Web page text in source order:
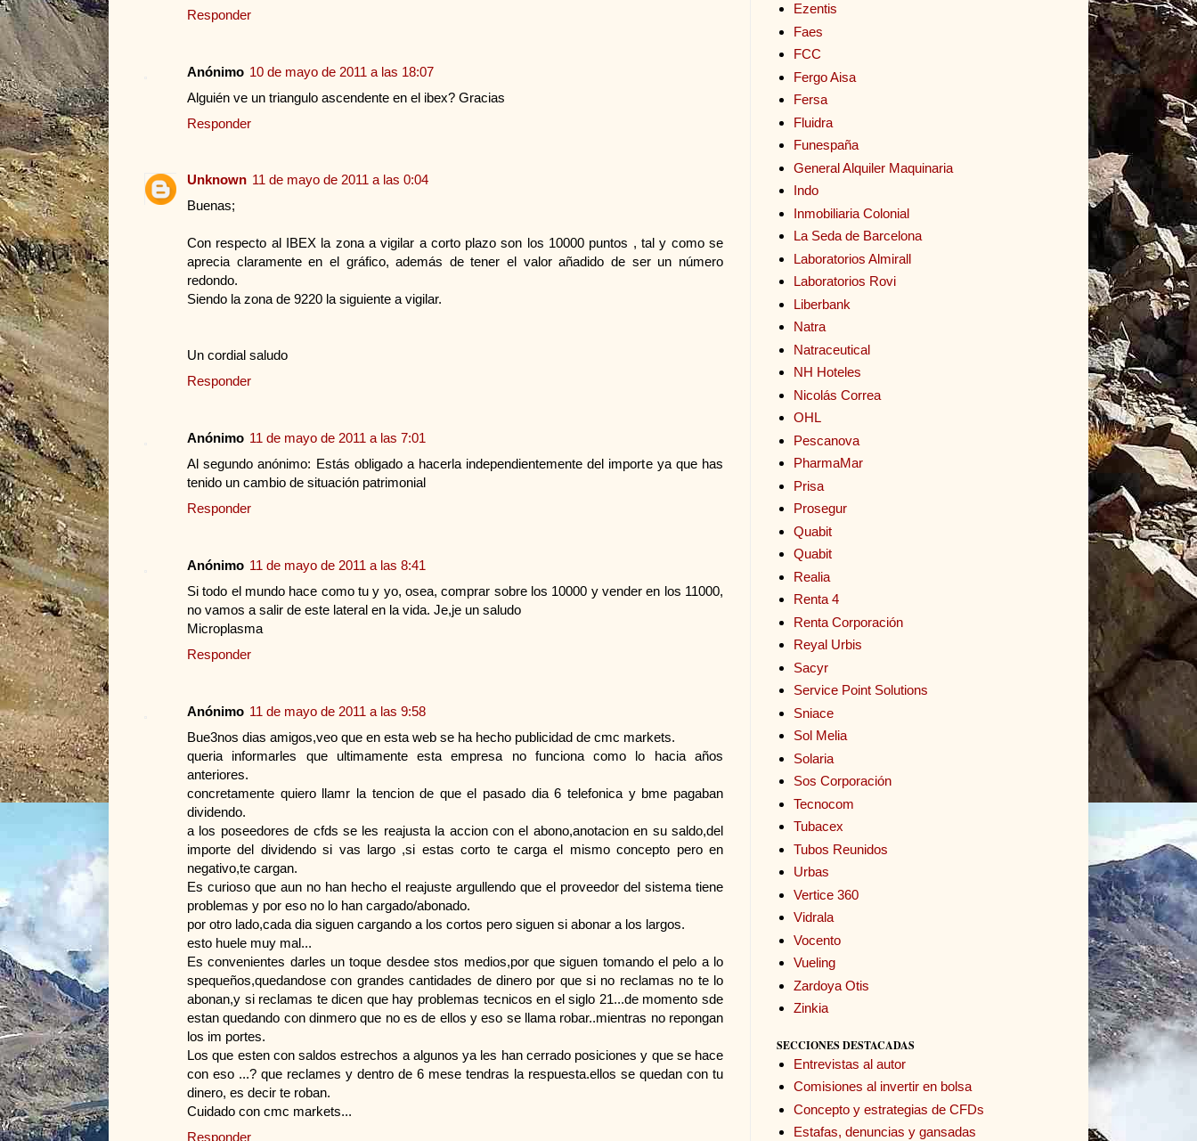
Responder
Anónimo 10 de mayo de 2011 a las 18:07
Alguién ve un triangulo ascendente en el ibex? Gracias
Responder
Unknown 11 de mayo de 2011 a las 0:04
Buenas;
Con respecto al IBEX la zona a vigilar a corto plazo son los 10000 puntos , tal y como se
aprecia claramente en el gráfico, además de tener el valor añadido de ser un número
redondo.
Siendo la zona de 9220 la siguiente a vigilar.
Un cordial saludo
Responder
Anónimo 11 de mayo de 2011 a las 7:01
Al segundo anónimo: Estás obligado a hacerla independientemente del importe ya que has
tenido un cambio de situación patrimonial
Responder
Anónimo 11 de mayo de 2011 a las 8:41
Si todo el mundo hace como tu y yo, osea, comprar sobre los 10000 y vender en los 11000,
no vamos a salir de este lateral en la vida. Je,je un saludo
Microplasma
Responder
Anónimo 11 de mayo de 2011 a las 9:58
Bue3nos dias amigos,veo que en esta web se ha hecho publicidad de cmc markets.
queria informarles que ultimamente esta empresa no funciona como lo hacia años
anteriores.
concretamente quiero llamr la tencion de que el pasado dia 6 telefonica y bme pagaban
dividendo.
a los poseedores de cfds se les reajusta la accion con el abono,anotacion en su saldo,del
importe del dividendo si vas largo ,si estas corto te carga el mismo concepto pero en
negativo,te cargan.
Es curioso que aun no han hecho el reajuste argullendo que el proveedor del sistema tiene
problemas y por eso no lo han cargado/abonado.
por otro lado,cada dia siguen cargando a los cortos pero siguen si abonar a los largos.
esto huele muy mal...
Es convenientes darles un toque desdee stos medios,por que siguen tomando el pelo a lo
spequeños,quedandose con grandes cantidades de dinero por que si no reclamas no te lo
abonan,y si reclamas te dicen que hay problemas tecnicos en el siglo 21...de momento sde
estan quedando con dinmero que no es de ellos y eso se llama robar..mientras no repongan
los im portes.
Los que esten con saldos estrechos a algunos ya les han cerrado posiciones y que se hace
con eso ...? que reclames y dentro de 6 mese tendras la respuesta.ellos se quedan con tu
dinero, es decir te roban.
Cuidado con cmc markets...
Responder
Ezentis
Faes
FCC
Fergo Aisa
Fersa
Fluidra
Funespaña
General Alquiler Maquinaria
Indo
Inmobiliaria Colonial
La Seda de Barcelona
Laboratorios Almirall
Laboratorios Rovi
Liberbank
Natra
Natraceutical
NH Hoteles
Nicolás Correa
OHL
Pescanova
PharmaMar
Prisa
Prosegur
Quabit
Quabit
Realia
Renta 4
Renta Corporación
Reyal Urbis
Sacyr
Service Point Solutions
Sniace
Sol Melia
Solaria
Sos Corporación
Tecnocom
Tubacex
Tubos Reunidos
Urbas
Vertice 360
Vidrala
Vocento
Vueling
Zardoya Otis
Zinkia
SECCIONES DESTACADAS
Entrevistas al autor
Comisiones al invertir en bolsa
Concepto y estrategias de CFDs
Estafas, denuncias y gansadas